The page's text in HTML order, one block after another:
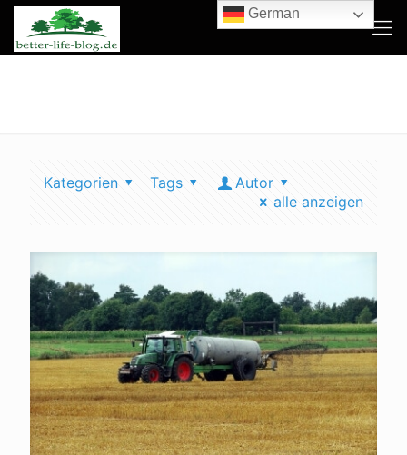
Kategorien Tags
Autor
alle anzeigen
German